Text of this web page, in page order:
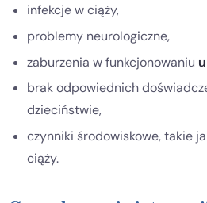
infekcje w ciąży,
problemy neurologiczne,
zaburzenia w funkcjonowaniu
brak odpowiednich
dzieciństwie,
czynniki środowiskowe, takie
ciąży.